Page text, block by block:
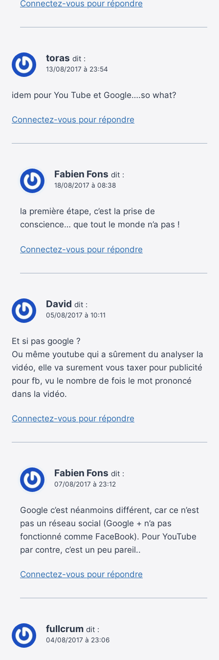
Connectez-vous pour répondre
toras dit :
13/08/2017 à 23:54
idem pour You Tube et Google….so what?
Connectez-vous pour répondre
Fabien Fons dit :
18/08/2017 à 08:38
la première étape, c’est la prise de
conscience… que tout le monde n’a pas !
Connectez-vous pour répondre
David dit :
05/08/2017 à 10:11
Et si pas google ?
Ou même youtube qui a sûrement du analyser la
vidéo, elle va surement vous taxer pour publicité
pour fb, vu le nombre de fois le mot prononcé
dans la vidéo.
Connectez-vous pour répondre
Fabien Fons dit :
07/08/2017 à 23:12
Google c’est néanmoins différent, car ce n’est
pas un réseau social (Google + n’a pas
fonctionné comme FaceBook). Pour YouTube
par contre, c’est un peu pareil..
Connectez-vous pour répondre
fullcrum dit :
04/08/2017 à 23:06